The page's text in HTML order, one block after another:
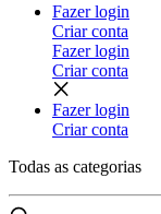
Fazer login
Criar conta
Fazer login
Criar conta
Fazer login
Criar conta
Todas as categorias